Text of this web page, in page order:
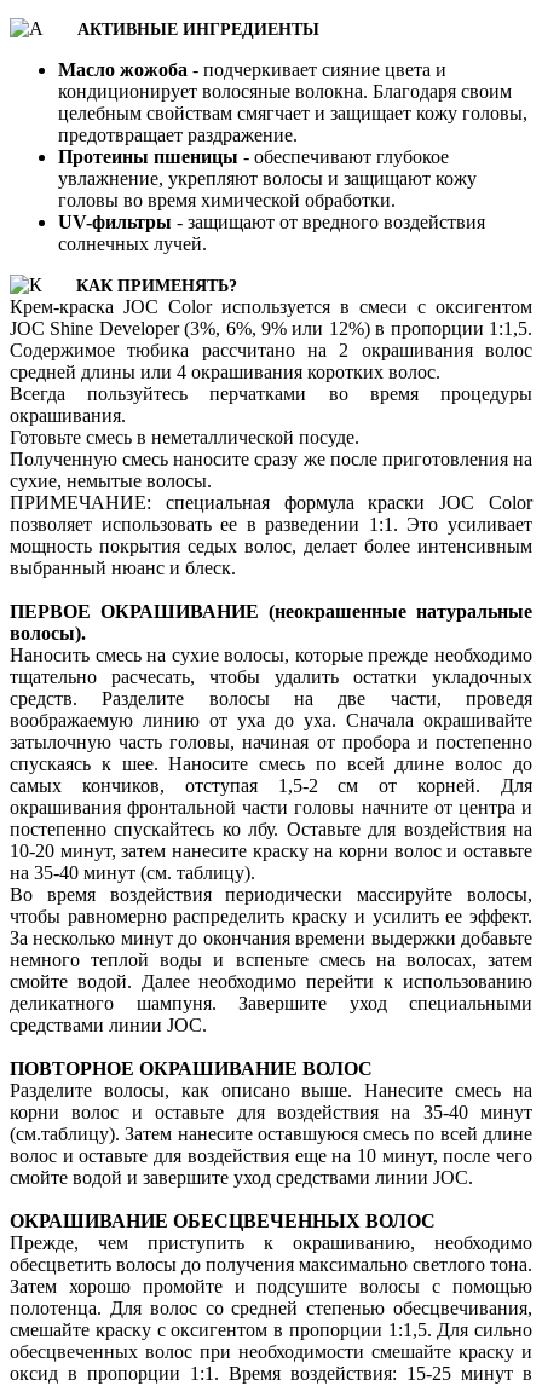
АКТИВНЫЕ ИНГРЕДИЕНТЫ
Масло жожоба - подчеркивает сияние цвета и
кондиционирует волосяные волокна. Благодаря своим
целебным свойствам смягчает и защищает кожу головы,
предотвращает раздражение.
Протеины пшеницы - обеспечивают глубокое
увлажнение, укрепляют волосы и защищают кожу
головы во время химической обработки.
UV-фильтры - защищают от вредного воздействия
солнечных лучей.
КАК ПРИМЕНЯТЬ?
Крем-краска JOC Color используется в смеси с оксигентом
JOC Shine Developer (3%, 6%, 9% или 12%) в пропорции 1:1,5.
Содержимое тюбика рассчитано на 2 окрашивания волос
средней длины или 4 окрашивания коротких волос.
Всегда пользуйтесь перчатками во время процедуры
окрашивания.
Готовьте смесь в неметаллической посуде.
Полученную смесь наносите сразу же после приготовления на
сухие, немытые волосы.
ПРИМЕЧАНИЕ: специальная формула краски JOC Color
позволяет использовать ее в разведении 1:1. Это усиливает
мощность покрытия седых волос, делает более интенсивным
выбранный нюанс и блеск.
ПЕРВОЕ ОКРАШИВАНИЕ (неокрашенные натуральные
волосы).
Наносить смесь на сухие волосы, которые прежде необходимо
тщательно расчесать, чтобы удалить остатки укладочных
средств. Разделите волосы на две части, проведя
воображаемую линию от уха до уха. Сначала окрашивайте
затылочную часть головы, начиная от пробора и постепенно
спускаясь к шее. Наносите смесь по всей длине волос до
самых кончиков, отступая 1,5-2 см от корней. Для
окрашивания фронтальной части головы начните от центра и
постепенно спускайтесь ко лбу. Оставьте для воздействия на
10-20 минут, затем нанесите краску на корни волос и оставьте
на 35-40 минут (см. таблицу).
Во время воздействия периодически массируйте волосы,
чтобы равномерно распределить краску и усилить ее эффект.
За несколько минут до окончания времени выдержки добавьте
немного теплой воды и вспеньте смесь на волосах, затем
смойте водой. Далее необходимо перейти к использованию
деликатного шампуня. Завершите уход специальными
средствами линии JOC.
ПОВТОРНОЕ ОКРАШИВАНИЕ ВОЛОС
Разделите волосы, как описано выше. Нанесите смесь на
корни волос и оставьте для воздействия на 35-40 минут
(см.таблицу). Затем нанесите оставшуюся смесь по всей длине
волос и оставьте для воздействия еще на 10 минут, после чего
смойте водой и завершите уход средствами линии JOC.
ОКРАШИВАНИЕ ОБЕСЦВЕЧЕННЫХ ВОЛОС
Прежде, чем приступить к окрашиванию, необходимо
обесцветить волосы до получения максимально светлого тона.
Затем хорошо промойте и подсушите волосы с помощью
полотенца. Для волос со средней степенью обесцвечивания,
смешайте краску с оксигентом в пропорции 1:1,5. Для сильно
обесцвеченных волос при необходимости смешайте краску и
оксид в пропорции 1:1. Время воздействия: 15-25 минут в